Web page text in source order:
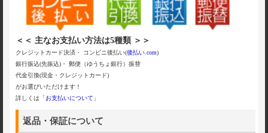
＜＜ 主なお支払い方法は5種類 ＞＞
クレジットカード決済・ コンビニ後払い(後払い.com)
銀行振込(先振込)・ 郵便（ゆうちょ銀行）振替
代金引換(現金・クレジットカード)
がお選びいただけます！
詳しくは「お支払いについて 」
返品・保証について